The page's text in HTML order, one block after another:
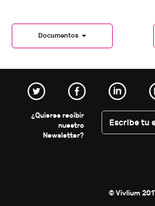
Documentos
¿Quieres recibir
nuestro
Newsletter?
© Vivlium